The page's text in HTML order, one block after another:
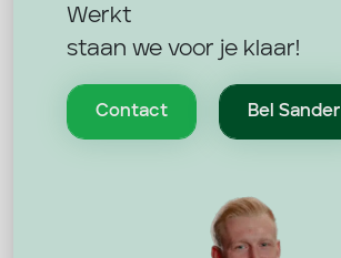
Werkt
staan we voor je klaar!
Contact Bel Sander